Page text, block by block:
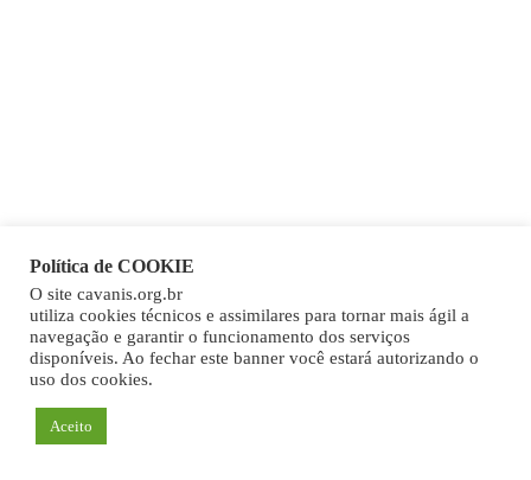
Política de COOKIE
O site cavanis.org.br
utiliza cookies técnicos e assimilares para tornar mais ágil a
navegação e garantir o funcionamento dos serviços
disponíveis. Ao fechar este banner você estará autorizando o
uso dos cookies.
Aceito